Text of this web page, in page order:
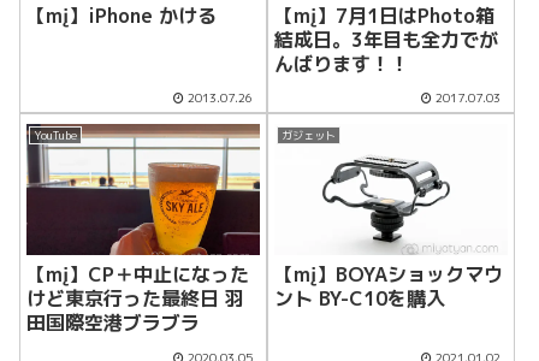
【mį】iPhone かける
2013.07.26
【mį】7月1日はPhoto箱
結成日。3年目も全力でが
んばります！！
2017.07.03
YouTube
【mį】CP＋中止になった
けど東京行った最終日 羽
田国際空港ブラブラ
2020.03.05
ガジェット
【mį】BOYAショックマウ
ント BY-C10を購入
2021.01.02